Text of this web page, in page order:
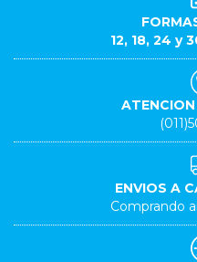
12, 18, 24 y
ENVIOS A
Comprando